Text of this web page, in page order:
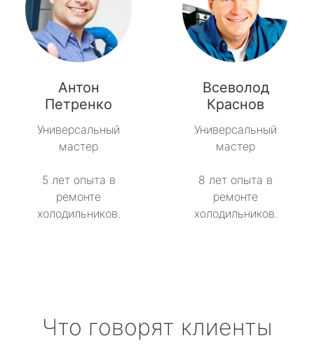
Антон
Петренко
Универсальный
мастер
5 лет опыта в
ремонте
холодильников.
Всеволод
Краснов
Универсальный
мастер
8 лет опыта в
ремонте
холодильников.
Что говорят клиенты